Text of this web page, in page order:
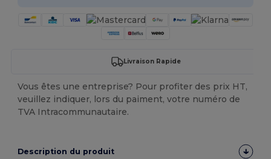
Livraison Rapide
Vous êtes une entreprise? Pour profiter des prix HT,
veuillez indiquer, lors du paiment, votre numéro de
TVA Intracommunautaire.
Description du produit